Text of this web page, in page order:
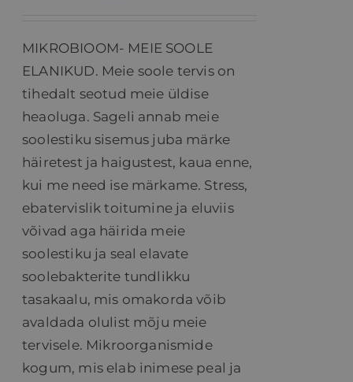
MIKROBIOOM- MEIE SOOLE
ELANIKUD. Meie soole tervis on
tihedalt seotud meie üldise
heaoluga. Sageli annab meie
soolestiku sisemus juba märke
häiretest ja haigustest, kaua enne,
kui me need ise märkame. Stress,
ebatervislik toitumine ja eluviis
võivad aga häirida meie
soolestiku ja seal elavate
soolebakterite tundlikku
tasakaalu, mis omakorda võib
avaldada olulist mõju meie
tervisele. Mikroorganismide
kogum, mis elab inimese peal ja